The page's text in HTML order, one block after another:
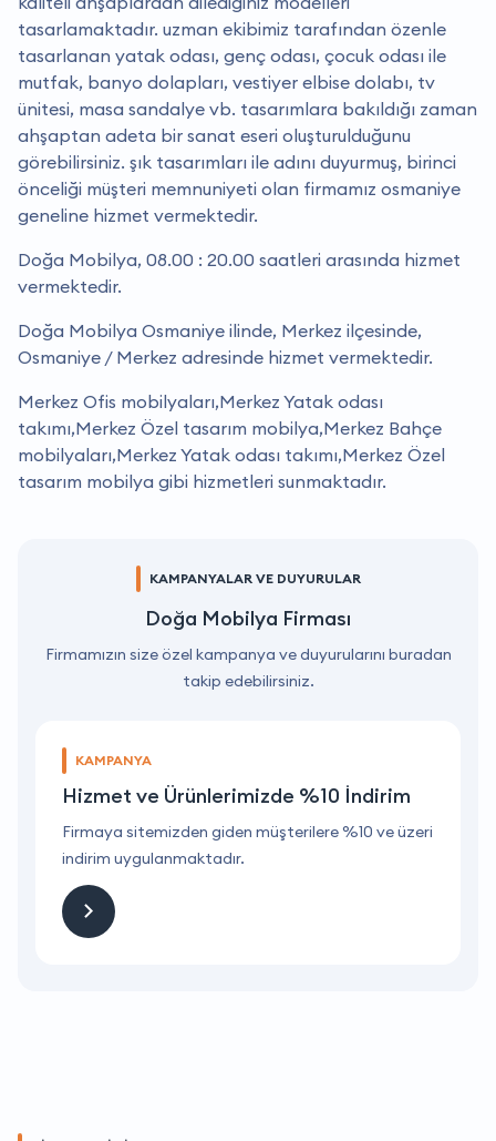
tasarlamaktadır. uzman ekibimiz tarafından özenle
tasarlanan yatak odası, genç odası, çocuk odası ile
mutfak, banyo dolapları, vestiyer elbise dolabı, tv
ünitesi, masa sandalye vb. tasarımlara bakıldığı zaman
ahşaptan adeta bir sanat eseri oluşturulduğunu
görebilirsiniz. şık tasarımları ile adını duyurmuş, birinci
önceliği müşteri memnuniyeti olan firmamız osmaniye
geneline hizmet vermektedir.
Doğa Mobilya, 08.00 : 20.00 saatleri arasında hizmet
vermektedir.
Doğa Mobilya Osmaniye ilinde, Merkez ilçesinde,
Osmaniye / Merkez adresinde hizmet vermektedir.
Merkez Ofis mobilyaları,Merkez Yatak odası
takımı,Merkez Özel tasarım mobilya,Merkez Bahçe
mobilyaları,Merkez Yatak odası takımı,Merkez Özel
tasarım mobilya gibi hizmetleri sunmaktadır.
KAMPANYALAR VE DUYURULAR
Doğa Mobilya Firması
Firmamızın size özel kampanya ve duyurularını buradan
takip edebilirsiniz.
KAMPANYA
Hizmet ve Ürünlerimizde %10 İndirim
Firmaya sitemizden giden müşterilere %10 ve üzeri
indirim uygulanmaktadır.